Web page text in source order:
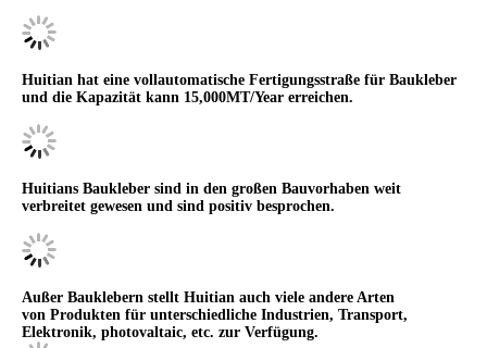
Huitian hat eine vollautomatische Fertigungsstraße für Baukleber
und die Kapazität kann 15,000MT/Year erreichen.
Huitians Baukleber sind in den großen Bauvorhaben weit
verbreitet gewesen und sind positiv besprochen.
Außer Bauklebern stellt Huitian auch viele andere Arten
von Produkten für unterschiedliche Industrien, Transport,
Elektronik, photovaltaic, etc. zur Verfügung.